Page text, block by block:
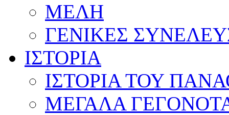
ΜΕΛΗ
ΓΕΝΙΚΕΣ
ΙΣΤΟΡΙΑ
ΙΣΤΟΡΙΑ ΤΟΥ
ΜΕΓΑΛΑ